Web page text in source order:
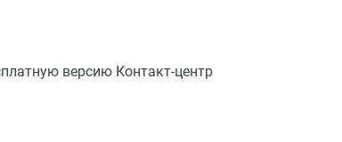
версию Контакт-центр